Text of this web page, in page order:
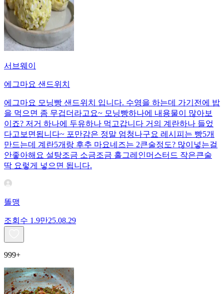
서브웨이
에그마요 샌드위치
에그마요 모닝빵 샌드위치 입니다. 수영을 하는데 가기전에 밥
을 먹으면 좀 무겁더라고요~ 모닝빵하나에 내용물이 많아보
이죠? 저거 하나에 두유하나 먹고갑니다 거의 계란하나 들었
다고보면됩니다~ 포만감은 정말 엄청나구요 레시피는 빵5개
만드는데 계란5개랑 후추 마요네즈는 2큰술정도? 많이넣는걸
안좋아해요 설탕조금 소금조금 홀그레인머스터드 작은큰술
딱 요렇게 넣으면 됩니다.
똘맹
조회수 1.9만25.08.29
999+